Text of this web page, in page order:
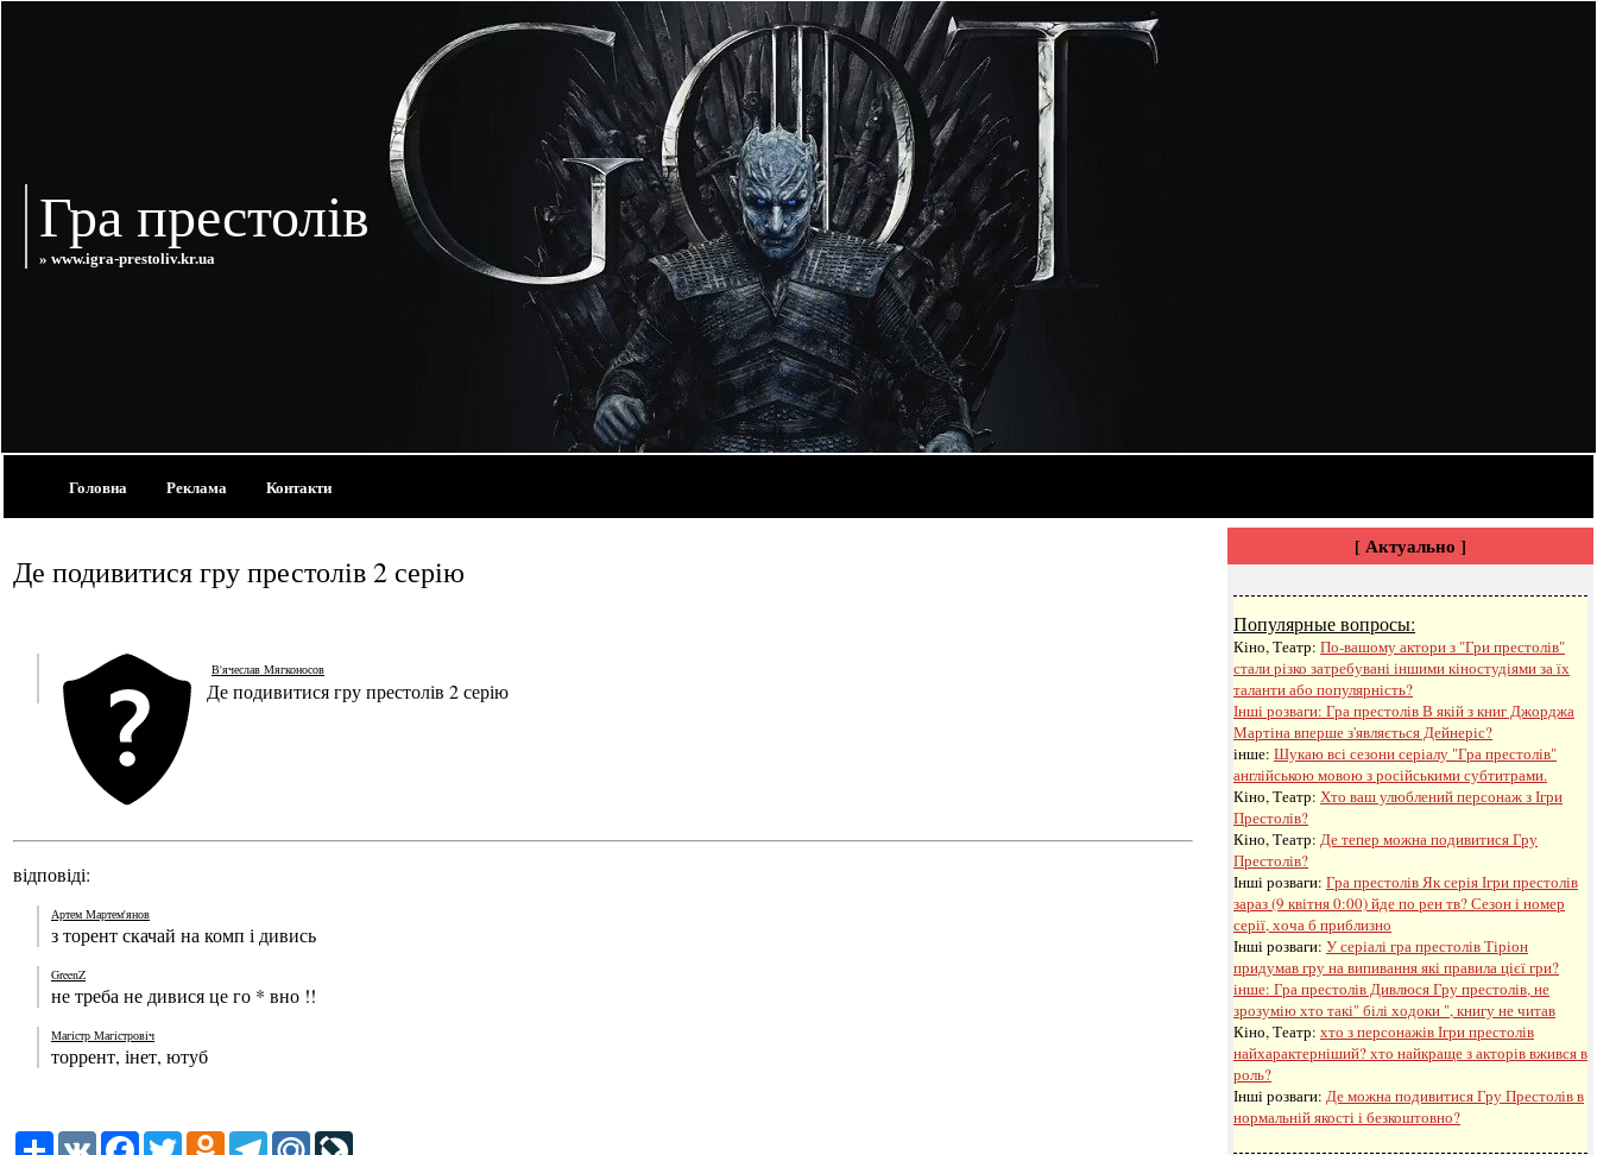
Гра престолів
» www.igra-prestoliv.kr.ua
Головна Реклама Контакти
Де подивитися гру престолів 2 серію
В'ячеслав Мягконосов
Де подивитися гру престолів 2 серію
відповіді:
Артем Мартем'янов
з торент скачай на комп і дивись
GreenZ
не треба не дивися це го * вно !!
Магістр Магістровіч
торрент, інет, ютуб
ShareVK FacebookTwitterOdnoklassniki
TelegramMail.Ru
[ Актуально ]
Популярные вопросы:
Кіно, Театр:По-вашому актори з "Гри престолів"
стали різко затребувані іншими кіностудіями за їх
таланти або популярність?
Інші розваги: ​​Гра престолів В якій з книг Джорджа
Мартіна вперше з'являється Дейнеріс?
інше:Шукаю всі сезони серіалу "Гра престолів"
англійською мовою з російськими субтитрами.
Кіно, Театр:Хто ваш улюблений персонаж з Ігри
Престолів?
Кіно, Театр:Де тепер можна подивитися Гру
Престолів?
Інші розваги: ​​Гра престолів Як серія Ігри престолів
зараз (9 квітня 0:00) йде по рен тв? Сезон і номер
серії, хоча б приблизно
Інші розваги: ​​У серіалі гра престолів Тіріон
придумав гру на випивання які правила цієї гри?
інше:Гра престолів Дивлюся Гру престолів, не
зрозумію хто такі" білі ходоки ", книгу не читав
Кіно, Театр:хто з персонажів Ігри престолів
найхарактерніший? хто найкраще з акторів вжився в
роль?
Інші розваги: ​​Де можна подивитися Гру Престолів в
нормальній якості і безкоштовно?